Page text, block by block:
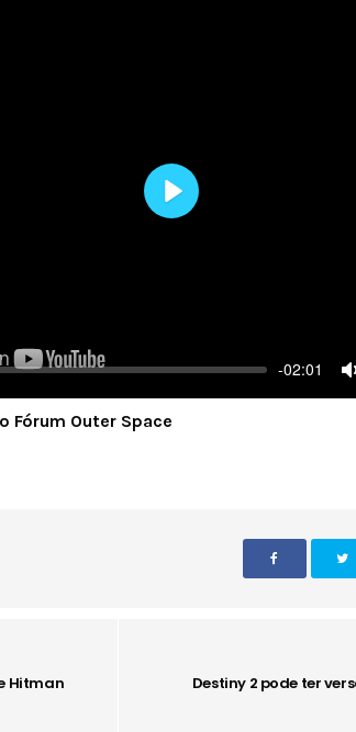
-02:01
Play
Fórum Outer Space
Hitman
Destiny 2 pode ter